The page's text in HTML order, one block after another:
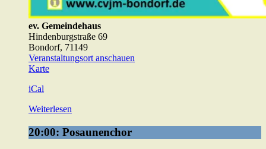
ev. Gemeindehaus
Hindenburgstraße 69
Bondorf, 71149
Veranstaltungsort anschauen
Karteev.
iCal
Weiterlesen
20:00:
Posaunenchor
20:00: Posaunenchor